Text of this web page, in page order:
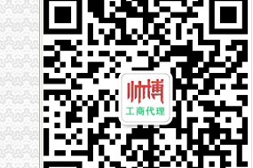
重庆鹏鑫财务咨询有限公司两路分公司
北京注册公司,北京代办执照,注册公司代
重庆钢运置业代理有限公司两路分公司
专注回龙观代办个体营业执照昌平城区
昆山巴城代办营业执照靠谱吗
龙溪代办执照
宜州市龙溪路(二桥至三桥)道路工程(二
【重庆中国移动通信西部代理店（重庆
公司注册,注销,代办进出口权,申请一般纳